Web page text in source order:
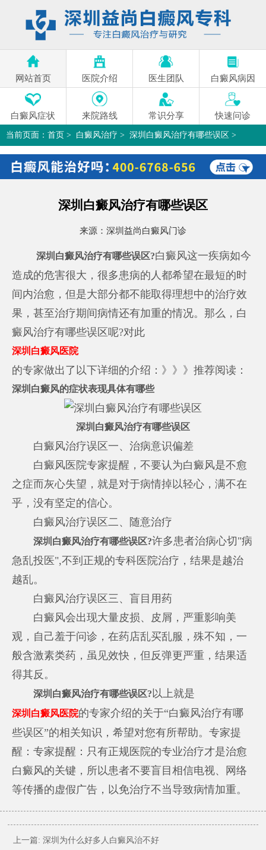
网站首页 医院介绍 医生团队 白癜风病因
白癜风症状 来院路线 常识分享 快速问诊
当前页面： 首页 > 白癜风治疗 > 深圳白癜风治疗有哪些误区 >
深圳白癜风治疗有哪些误区
来源： 深圳益尚白癜风门诊
深圳白癜风治疗有哪些误区?白癜风这一疾病如今
造成的危害很大，很多患病的人都希望在最短的时
间内治愈，但是大部分都不能取得理想中的治疗效
果，甚至治疗期间病情还有加重的情况。那么，白
癜风治疗有哪些误区呢?对此
深圳白癜风医院
的专家做出了以下详细的介绍：》》》推荐阅读：
深圳白癜风的症状表现具体有哪些
深圳白癜风治疗有哪些误区
白癜风治疗误区一、治病意识偏差
白癜风医院专家提醒，不要认为白癜风是不愈
之症而灰心失望，就是对于病情掉以轻心，满不在
乎，没有坚定的信心。
白癜风治疗误区二、随意治疗
深圳白癜风治疗有哪些误区?许多患者治病心切"病
急乱投医",不到正规的专科医院治疗，结果是越治
越乱。
白癜风治疗误区三、盲目用药
白癜风会出现大量皮损、皮屑，严重影响美
观，自己羞于问诊，在药店乱买乱服，殊不知，一
般含激素类药，虽见效快，但反弹更严重，结果适
得其反。
深圳白癜风治疗有哪些误区? 以上就是
深圳白癜风医院的专家介绍的关于“白癜风治疗有哪
些误区”的相关知识，希望对您有所帮助。专家提
醒：专家提醒：只有正规医院的专业治疗才是治愈
白癜风的关键，所以患者不要盲目相信电视、网络
等传播的虚假广告，以免治疗不当导致病情加重。
上一篇: 深圳为什么好多人白癜风治不好